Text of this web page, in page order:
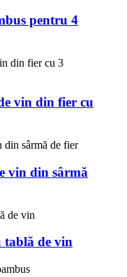
pentru 4
vin din fier cu
vin din sârmă
tablă de vin